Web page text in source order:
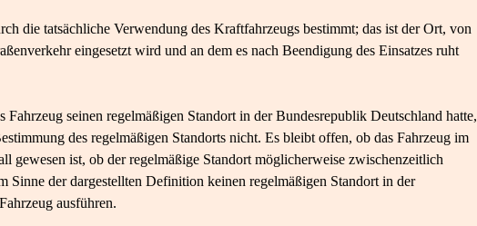
die tatsächliche Verwendung des Kraftfahrzeugs bestimmt; das ist der Ort, von
eingesetzt wird und an dem es nach Beendigung des Einsatzes ruht
seinen regelmäßigen Standort in der Bundesrepublik Deutschland hatte,
des regelmäßigen Standorts nicht. Es bleibt offen, ob das Fahrzeug im
gewesen ist, ob der regelmäßige Standort möglicherweise zwischenzeitlich
der dargestellten Definition keinen regelmäßigen Standort in der
ausführen.